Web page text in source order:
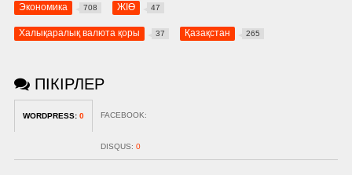
Экономика 708 ЖІӨ 47
Халықаралық валюта қоры 37 Қазақстан 265
ПІКІРЛЕР
WORDPRESS: 0 FACEBOOK:
DISQUS: 0